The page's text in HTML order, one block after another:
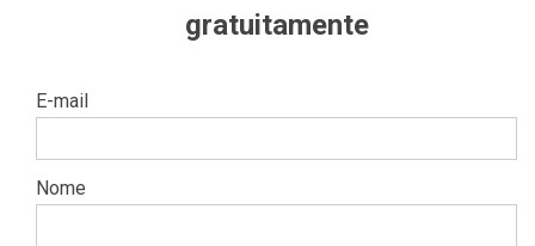
gratuitamente
E-mail
Nome